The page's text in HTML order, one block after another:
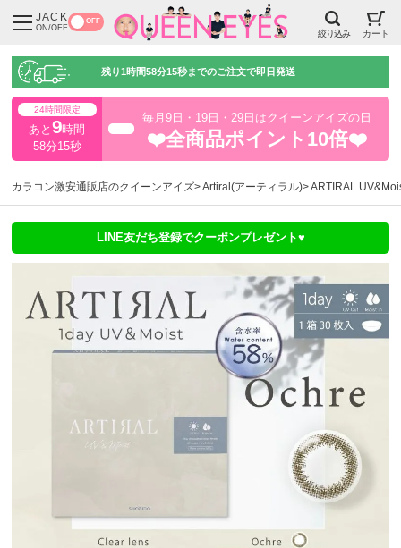
JACK
ON/OFF
OFF
絞り込み カート
残り1時間58分14秒までのご注文で即日発送
24時間限定
あと9時間
58分15秒
毎月9日・19日・29日はクイーンアイズの日
❤️全商品ポイント10倍❤️
カラコン激安通販店のクイーンアイズ Artiral(アーティラル) ARTIRAL
LINE友だち登録でクーポンプレゼント♥